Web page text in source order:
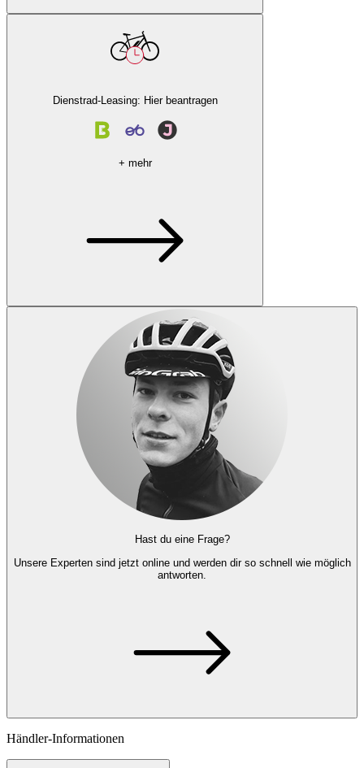
Dienstrad-Leasing: Hier beantragen
+ mehr
Hast du eine Frage?
Unsere Expertensind jetzt online und werden dir so schnell wie möglich
antworten.
Händler-Informationen